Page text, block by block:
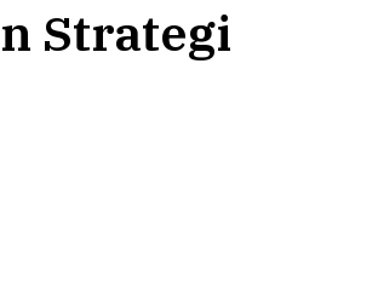
Kilas Metro Politik & Keamanan
Hukum
Strategi